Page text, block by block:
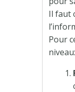
Il faut
Pour